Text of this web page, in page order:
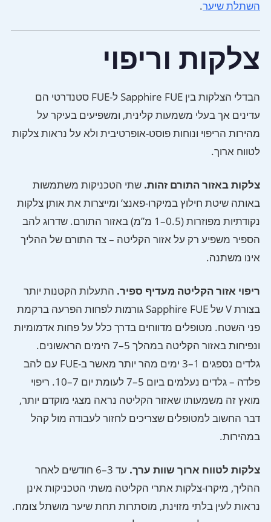
השתלת שיער.
צלקות וריפוי
הבדלי הצלקות בין Sapphire FUE ל-FUE סטנדרטי הם
עדינים אך בעלי משמעות קלינית, ומשפיעים בעיקר על
מהירות הריפוי ונוחות פוסט-אופרטיבית ולא על נראות צלקות
לטווח ארוך.
צלקות באזור התורם זהות. שתי הטכניקות משתמשות
באותה שיטת חילוץ במיקרו-פאנצ’ ומייצרות את אותן צלקות
נקודתיות מפוזרות (0.5–1 מ”מ) באזור התורם. שדרוג להב
הספיר משפיע רק על אזור הקליטה – צד התורם של ההליך
אינו משתנה.
ריפוי אזור הקליטה מעדיף ספיר. התעלות הקטנות יותר
בצורת V של Sapphire FUE גורמות לפחות הפרעה ברקמת
פני השטח. מטופלים מדווחים בדרך כלל על פחות אדמומיות
ונפיחות באזור הקליטה במהלך 5–7 הימים הראשונים.
גלדים נספגים 1–3 ימים מהר יותר מאשר ב-FUE עם להב
פלדה – גלדים נעלמים ביום 5–7 לעומת יום 7–10. ריפוי
מואץ זה משמעותו שאזור הקליטה נראה מצגי מוקדם יותר,
דבר החשוב למטופלים שצריכים לחזור לעבודה מול קהל
במהירות.
צלקות לטווח ארוך שוות ערך.
עד 3–6 חודשים לאחר
ההליך, מיקרו-צלקות אתרי הקליטה משתי הטכניקות אינן
נראות לעין בלתי מזוינת, מוסתרות תחת שיער מושתל צומח.